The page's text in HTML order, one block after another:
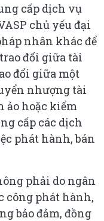
cấp dịch vụ
chủ yếu đại
nhân khác để
đổi giữa tài
đổi giữa một
nhượng tài
ảo hoặc kiểm
cấp các dịch
phát hành, bán
phải do ngân
công phát hành,
bảo đảm, đồng